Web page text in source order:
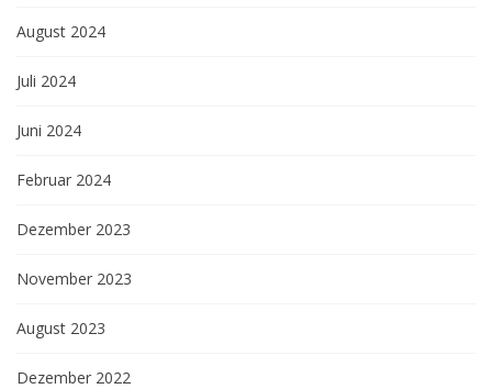
August 2024
Juli 2024
Juni 2024
Februar 2024
Dezember 2023
November 2023
August 2023
Dezember 2022